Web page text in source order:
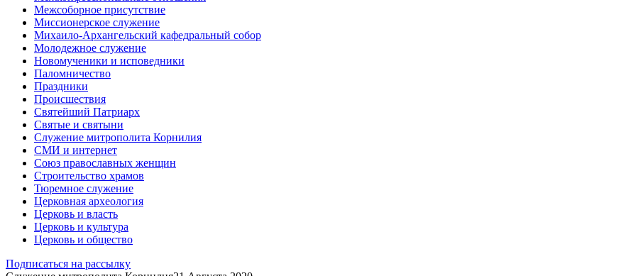
Межсоборное присутствие
Миссионерское служение
Михаило-Архангельский кафедральный собор
Молодежное служение
Новомученики и исповедники
Паломничество
Праздники
Происшествия
Святейший Патриарх
Святые и святыни
Служение митрополита Корнилия
СМИ и интернет
Союз православных женщин
Строительство храмов
Тюремное служение
Церковная археология
Церковь и власть
Церковь и культура
Церковь и общество
Подписаться на рассылку